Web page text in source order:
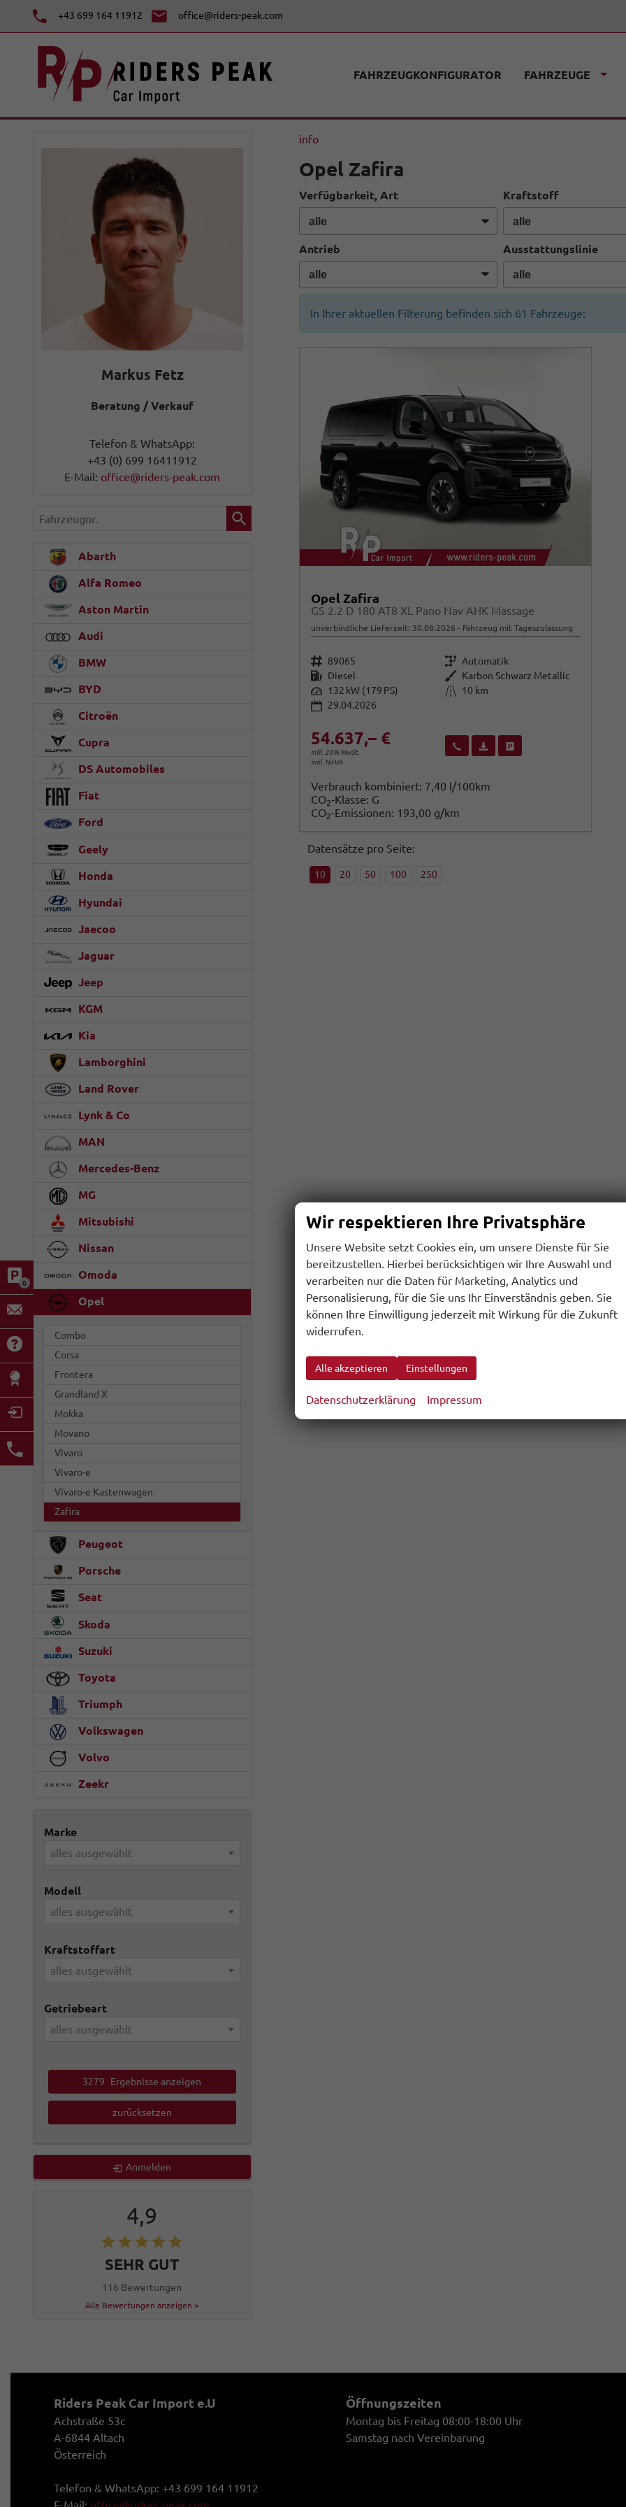
+43 699 164 11912 office@riders-peak.com
0
FAHRZEUGKONFIGURATOR FAHRZEUGE
info
Opel Zafira
Verfügbarkeit, Art Kraftstoff
Antrieb Ausstattungslinie
In Ihrer aktuellen Filterung befinden sich 61 Fahrzeuge:
Opel Zafira
GS 2.2 D 180 AT8 XL Pano Nav AHK Massage
unverbindliche Lieferzeit: 30.08.2026 Fahrzeug mit Tageszulassung
Fahrzeugnr. 89065 Getriebe Automatik
Kraftstoff Diesel Außenfarbe Karbon Schwarz Metallic
Leistung 132 kW (179 PS) Kilometerstand 10 km
29.04.2026
54.637,– €
inkl. 20% MwSt.
inkl. NoVA
Wir rufen Sie anFahrzeugexposé (PDF)
Verbrauch kombiniert: 7,40 l/100km
CO2-Klasse: G
CO2-Emissionen: 193,00 g/km
Datensätze pro Seite:
10 20 50 100 250
Markus Fetz
Beratung / Verkauf
Telefon & WhatsApp:
+43 (0) 699 16411912
E-Mail: office@riders-peak.com
Fahrzeugnr.
Abarth
Alfa Romeo
Aston Martin
Audi
BMW
BYD
Citroën
Cupra
DS Automobiles
Fiat
Ford
Geely
Honda
Hyundai
Jaecoo
Jaguar
Jeep
KGM
Kia
Lamborghini
Land Rover
Lynk & Co
MAN
Mercedes-Benz
MG
Mitsubishi
Nissan
Omoda
Opel
Combo
Corsa
Frontera
Grandland X
Mokka
Movano
Vivaro
Vivaro-e
Vivaro-e Kastenwagen
Zafira
Peugeot
Porsche
Seat
Skoda
Suzuki
Toyota
Triumph
Volkswagen
Volvo
Zeekr
Marke
alles ausgewählt
Modell
alles ausgewählt
Kraftstoffart
alles ausgewählt
Getriebeart
alles ausgewählt
3279 Ergebnisse anzeigen
zurücksetzen
Anmelden
4,9
SEHR GUT
116 Bewertungen
Alle Bewertungen anzeigen >
Riders Peak Car Import e.U
Achstraße 53c
A-6844 Altach
Österreich
Telefon & WhatsApp: +43 699 164 11912
Öffnungszeiten
Montag bis Freitag 08:00-18:00 Uhr
Samstag nach Vereinbarung
Wir respektieren Ihre Privatsphäre
Unsere Website setzt Cookies ein, um unsere Dienste für Sie
bereitzustellen. Hierbei berücksichtigen wir Ihre Auswahl und
verarbeiten nur die Daten für Marketing, Analytics und
Personalisierung, für die Sie uns Ihr Einverständnis geben. Sie
können Ihre Einwilligung jederzeit mit Wirkung für die Zukunft
widerrufen.
Alle akzeptieren Einstellungen
Datenschutzerklärung Impressum